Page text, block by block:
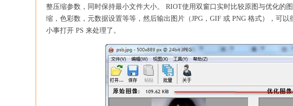
整压缩参数，同时保持最小文件大小。 RIOT使用双窗口实时比较原图与优化的
缩，色彩数，元数据设置等等，然后输出图片（JPG，GIF 或 PNG 格式），可
小事打开 PS 来处理了。